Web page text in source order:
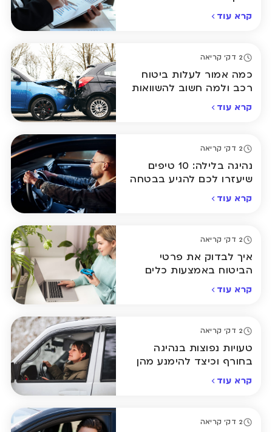
קרא עוד
כמה אמור לעלות ביטוח
רכב ולמה חשוב להשוואות
קרא עוד
נהיגה בלילה: 10 טיפים
שיעזרו לכם להגיע בבטחה
קרא עוד
איך לבדוק את פרטי
הביטוח באמצעות כלים
קרא עוד
טעויות נפוצות בנהיגה
בחורף וכיצד להימנע מהן
קרא עוד